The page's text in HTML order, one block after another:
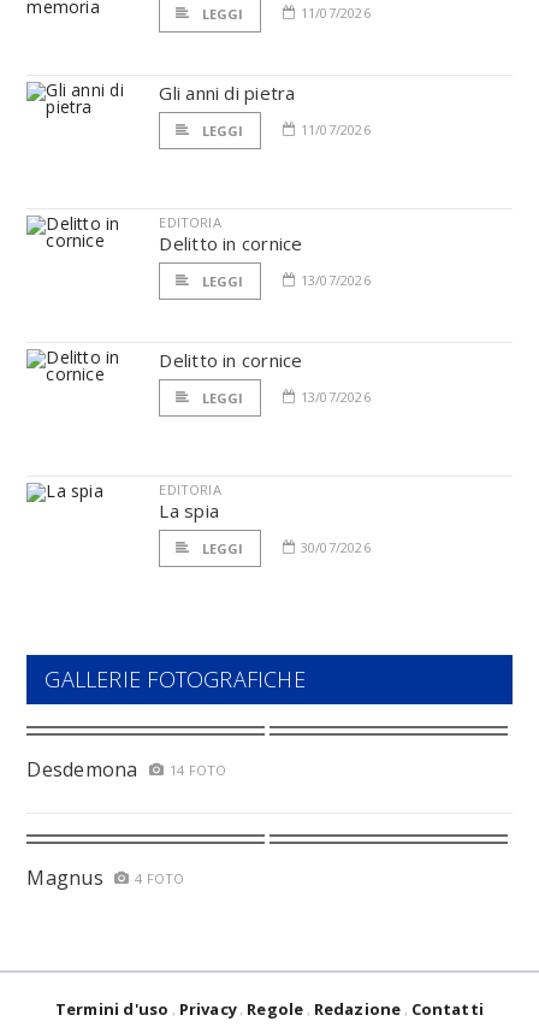
LEGGI 11/07/2026
Gli anni di pietra
LEGGI 11/07/2026
EDITORIA
Delitto in cornice
LEGGI 13/07/2026
Delitto in cornice
LEGGI 13/07/2026
EDITORIA
La spia
LEGGI 30/07/2026
GALLERIE FOTOGRAFICHE
Desdemona 14 FOTO
Magnus 4 FOTO
Termini d'uso Privacy Regole Redazione Contatti